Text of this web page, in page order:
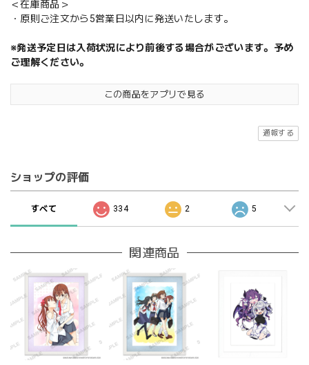
＜在庫商品＞
・原則ご注文から5営業日以内に発送いたします。
※発送予定日は入荷状況により前後する場合がございます。予め
ご理解ください。
この商品をアプリで見る
通報する
ショップの評価
すべて 334 2 5
関連商品